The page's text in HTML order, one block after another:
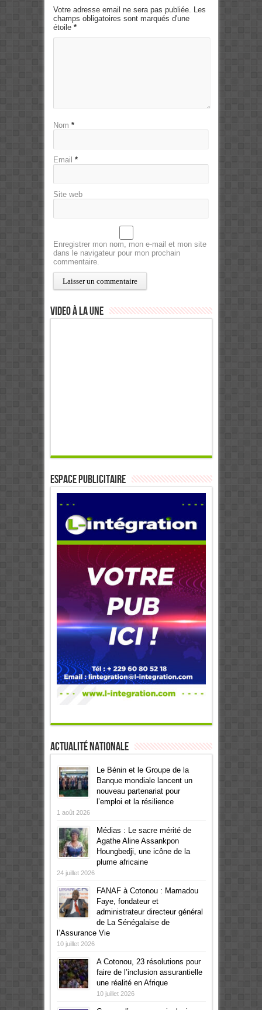
Votre adresse email ne sera pas publiée. Les
champs obligatoires sont marqués d'une
étoile *
Nom *
Email *
Site web
Enregistrer mon nom, mon e-mail et mon site
dans le navigateur pour mon prochain
commentaire.
Video à la Une
ESPACE PUBLICITAIRE
Actualité Nationale
Le Bénin et le Groupe de la
Banque mondiale lancent un
nouveau partenariat pour
l’emploi et la résilience
1 août 2026
Médias : Le sacre mérité de
Agathe Aline Assankpon
Houngbedji, une icône de la
plume africaine
24 juillet 2026
FANAF à Cotonou : Mamadou
Faye, fondateur et
administrateur directeur général
de La Sénégalaise de
l’Assurance Vie
10 juillet 2026
A Cotonou, 23 résolutions pour
faire de l’inclusion assurantielle
une réalité en Afrique
10 juillet 2026